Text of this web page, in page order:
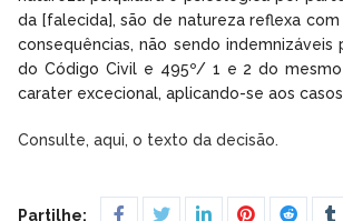
da [falecida], são de natureza reflexa
consequências, não sendo indemnizáveis
do Código Civil e 495º/ 1 e 2 do
carater excecional, aplicando-se aos
Consulte, aqui, o texto da decisão.
Partilhe: